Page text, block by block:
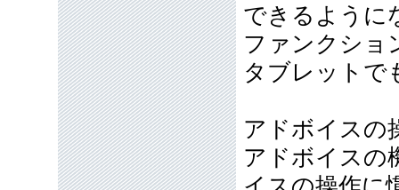
できるように
ファンクショ
タブレットで
アドボイスの
アドボイスの